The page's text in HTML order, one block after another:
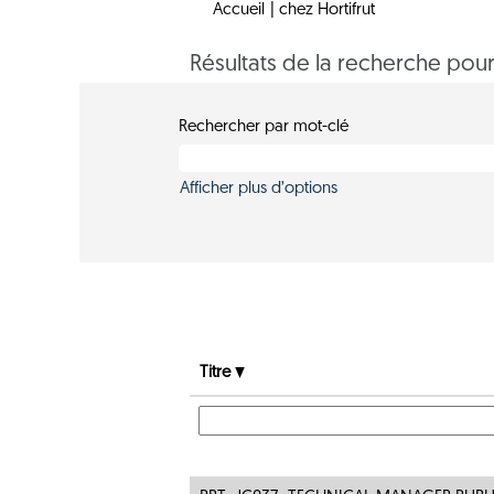
Accueil chez Hortifrut(page
Résultats de la recherche pour
Rechercher par mot-clé
Afficher plus d’options
Titre